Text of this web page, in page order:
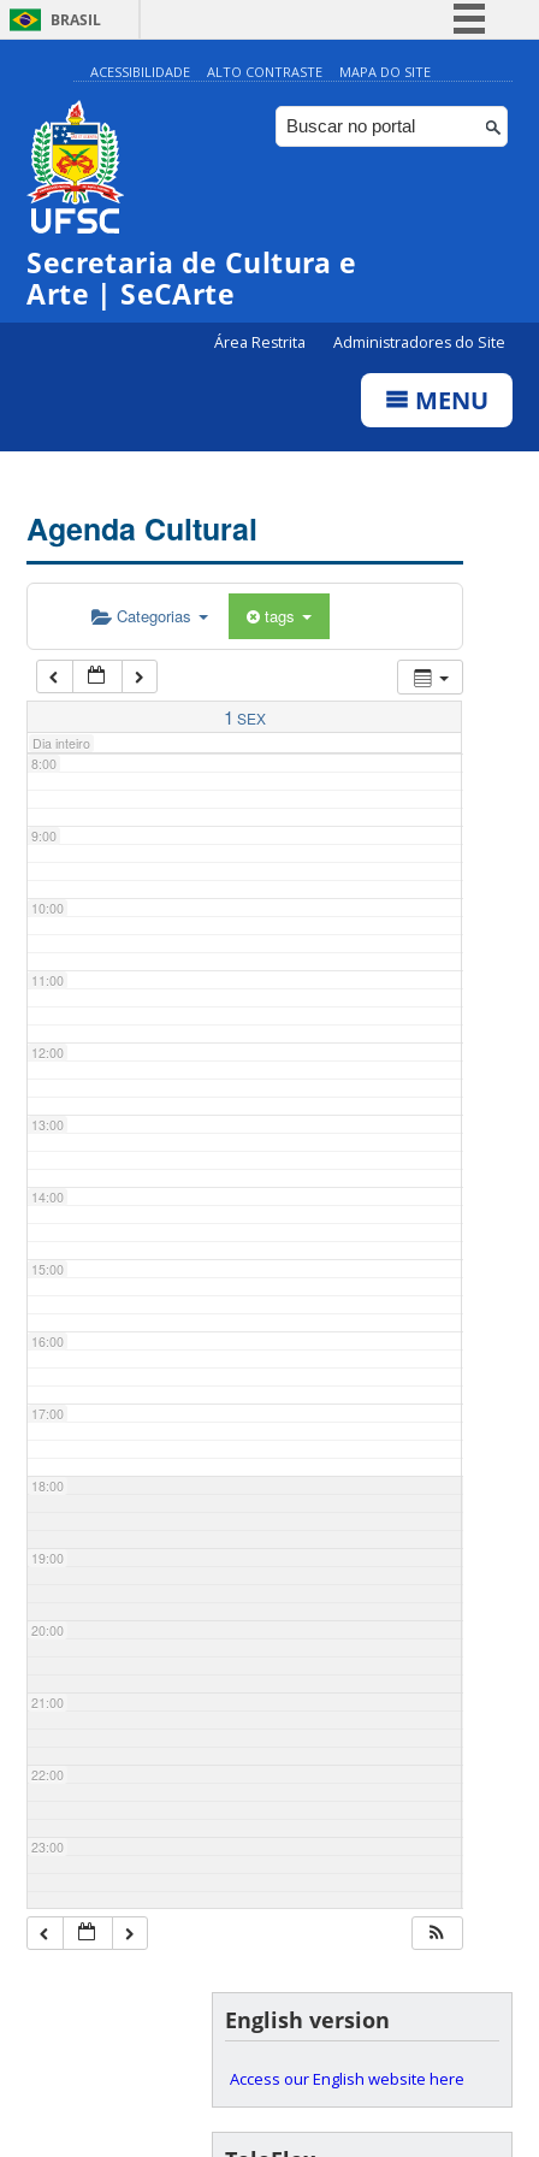
BRASIL
Simplifique!
Comunica BR
Participe
ACESSIBILIDADE ALTO CONTRASTE MAPA DO SITE
Secretaria de Cultura e
Arte | SeCArte
Área Restrita Administradores do Site
MENU
Agenda Cultural
Categorias tags
1 SEX
Dia inteiro
0:00
1:00
5:00
7:00
8:00
9:00
10:00
11:00
12:00
13:00
14:00
15:00
16:00
17:00
18:00
19:00
20:00
21:00
22:00
23:00
English version
Access our English website here